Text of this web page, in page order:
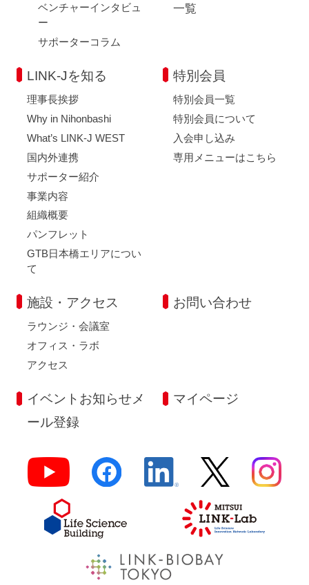
ベンチャーインタビュ
ー
サポーターコラム
一覧
LINK-Jを知る
理事長挨拶
Why in Nihonbashi
What’s LINK-J WEST
国内外連携
サポーター紹介
事業内容
組織概要
パンフレット
GTB日本橋エリアについ
て
特別会員
特別会員一覧
特別会員について
入会申し込み
専用メニューはこちら
施設・アクセス
ラウンジ・会議室
オフィス・ラボ
アクセス
お問い合わせ
イベントお知らせメ
ール登録
マイページ